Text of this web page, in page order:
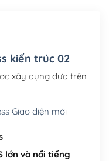
(1 năm)
(+300,000₫)
(+550,000₫)
kiến trúc 02
xây dựng dựa trên
Giao diện mới
lớn và nổi tiếng